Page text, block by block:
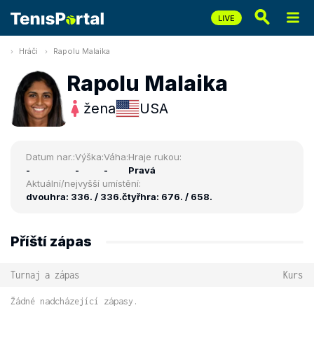
Hráči Rapolu Malaika
Rapolu Malaika
žena USA
Datum nar.:
-
Výška:
-
Váha:
-
Hraje rukou:
Pravá
Aktuální/nejvyšší umístění:
dvouhra: 336. / 336.čtyřhra: 676. / 658.
Příští zápas
Turnaj a zápas Kurs
Žádné nadcházející zápasy.